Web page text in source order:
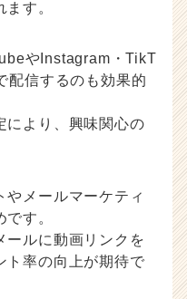
す。
やInstagram・TikT
配信するのも効果的
により、興味関心の
やメールマーケティ
す。
ールに動画リンクを
ト率の向上が期待で